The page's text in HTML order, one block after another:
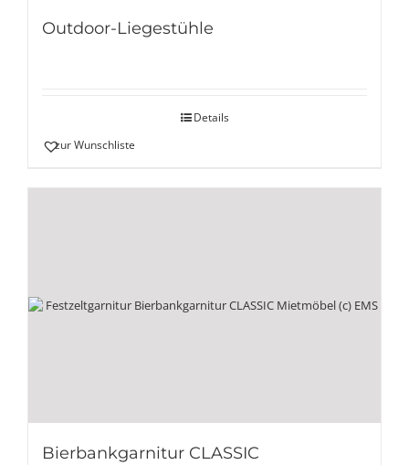
Outdoor-Liegestühle
Details
zur Wunschliste
Bierbankgarnitur CLASSIC